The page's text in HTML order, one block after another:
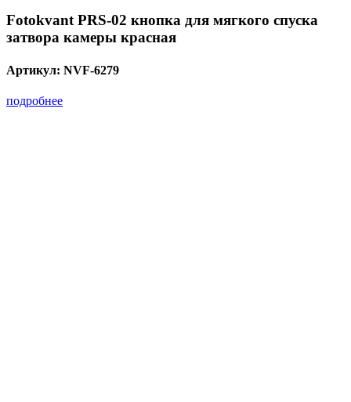
Fotokvant PRS-02 кнопка для мягкого спуска
затвора камеры красная
Артикул: NVF-6279
подробнее